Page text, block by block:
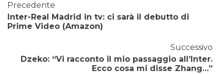
Precedente
Inter-Real Madrid in tv: ci sarà il debutto di
Prime Video (Amazon)
Successivo
Dzeko: “Vi racconto il mio passaggio all’Inter.
Ecco cosa mi disse Zhang…”